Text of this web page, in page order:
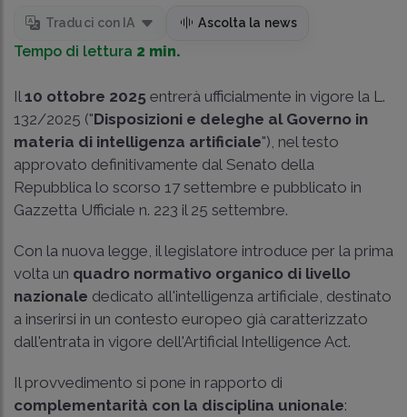
Traduci con IA Ascolta la news
Tempo di lettura 2 min.
Il 10 ottobre 2025 entrerà ufficialmente in vigore la L.
132/2025 ("Disposizioni e deleghe al Governo in
materia di intelligenza artificiale"), nel testo
approvato definitivamente dal Senato della
Repubblica lo scorso 17 settembre e pubblicato in
Gazzetta Ufficiale n. 223 il 25 settembre.
Con la nuova legge, il legislatore introduce per la prima
volta un quadro normativo organico di livello
nazionale dedicato all'intelligenza artificiale, destinato
a inserirsi in un contesto europeo già caratterizzato
dall'entrata in vigore dell'Artificial Intelligence Act.
Il provvedimento si pone in rapporto di
complementarità con la disciplina unionale: